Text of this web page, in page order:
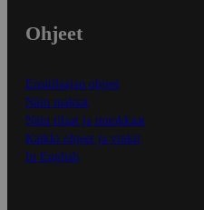
Ohjeet
Ensitilaajan ohjeet
Näin maksat
Näin tilaat ja muokkaat
Kaikki ohjeet ja vinkit
In English